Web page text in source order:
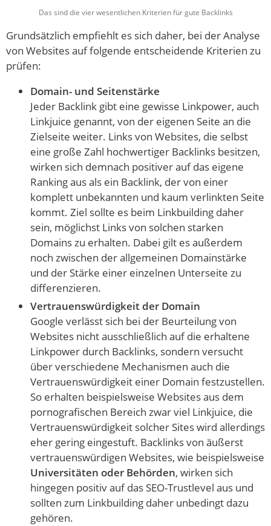
Das sind die vier wesentlichen Kriterien für gute Backlinks
Grundsätzlich empfiehlt es sich daher, bei der Analyse
von Websites auf folgende entscheidende Kriterien zu
prüfen:
Domain- und Seitenstärke
Jeder Backlink gibt eine gewisse Linkpower, auch
Linkjuice genannt, von der eigenen Seite an die
Zielseite weiter. Links von Websites, die selbst
eine große Zahl hochwertiger Backlinks besitzen,
wirken sich demnach positiver auf das eigene
Ranking aus als ein Backlink, der von einer
komplett unbekannten und kaum verlinkten Seite
kommt. Ziel sollte es beim Linkbuilding daher
sein, möglichst Links von solchen starken
Domains zu erhalten. Dabei gilt es außerdem
noch zwischen der allgemeinen Domainstärke
und der Stärke einer einzelnen Unterseite zu
differenzieren.
Vertrauenswürdigkeit der Domain
Google verlässt sich bei der Beurteilung von
Websites nicht ausschließlich auf die erhaltene
Linkpower durch Backlinks, sondern versucht
über verschiedene Mechanismen auch die
Vertrauenswürdigkeit einer Domain festzustellen.
So erhalten beispielsweise Websites aus dem
pornografischen Bereich zwar viel Linkjuice, die
Vertrauenswürdigkeit solcher Sites wird allerdings
eher gering eingestuft. Backlinks von äußerst
vertrauenswürdigen Websites, wie beispielsweise
Universitäten oder Behörden, wirken sich
hingegen positiv auf das SEO-Trustlevel aus und
sollten zum Linkbuilding daher unbedingt dazu
gehören.